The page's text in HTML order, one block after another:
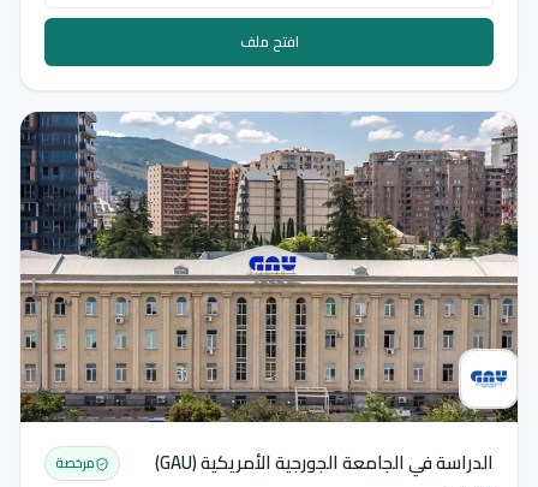
افتح ملف
الدراسة في الجامعة الجورجية الأمريكية (GAU) مرخصة